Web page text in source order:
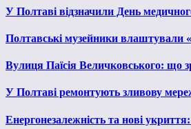
У Полтаві відзначили День
Полтавські музейники влаштували
Вулиця Паїсія Величковського: що
У Полтаві ремонтують зливову
Енергонезалежність та нові